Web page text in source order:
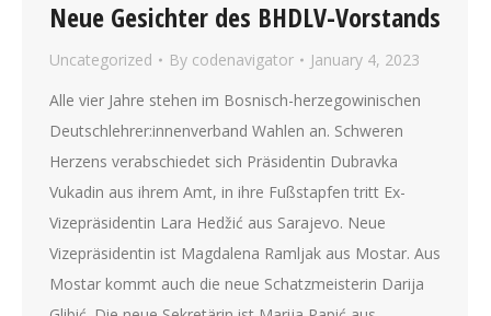
Neue Gesichter des BHDLV-Vorstands
Uncategorized By codenavigator
January 4, 2023
Alle vier Jahre stehen im Bosnisch-herzegowinischen
Deutschlehrer:innenverband Wahlen an. Schweren
Herzens verabschiedet sich Präsidentin Dubravka
Vukadin aus ihrem Amt, in ihre Fußstapfen tritt Ex-
Vizepräsidentin Lara Hedžić aus Sarajevo. Neue
Vizepräsidentin ist Magdalena Ramljak aus Mostar. Aus
Mostar kommt auch die neue Schatzmeisterin Darija